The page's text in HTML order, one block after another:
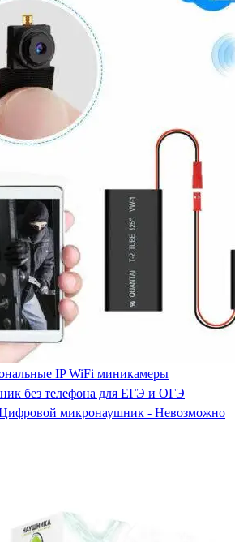
IP WiFi миникамеры
без телефона для ЕГЭ и ОГЭ
микронаушник - Невозможно